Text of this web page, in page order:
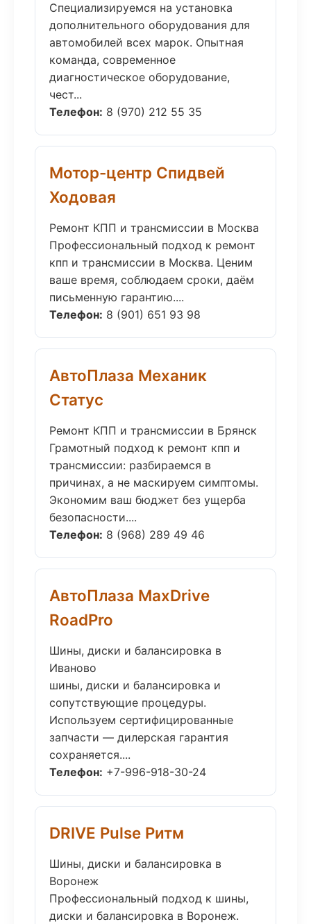
Специализируемся на установка
дополнительного оборудования для
автомобилей всех марок. Опытная
команда, современное
диагностическое оборудование,
чест...
Телефон: 8 (970) 212 55 35
Мотор-центр Спидвей
Ходовая
Ремонт КПП и трансмиссии в Москва
Профессиональный подход к ремонт
кпп и трансмиссии в Москва. Ценим
ваше время, соблюдаем сроки, даём
письменную гарантию....
Телефон: 8 (901) 651 93 98
АвтоПлаза Механик
Статус
Ремонт КПП и трансмиссии в Брянск
Грамотный подход к ремонт кпп и
трансмиссии: разбираемся в
причинах, а не маскируем симптомы.
Экономим ваш бюджет без ущерба
безопасности....
Телефон: 8 (968) 289 49 46
АвтоПлаза MaxDrive
RoadPro
Шины, диски и балансировка в
Иваново
шины, диски и балансировка и
сопутствующие процедуры.
Используем сертифицированные
запчасти — дилерская гарантия
сохраняется....
Телефон: +7-996-918-30-24
DRIVE Pulse Ритм
Шины, диски и балансировка в
Воронеж
Профессиональный подход к шины,
диски и балансировка в Воронеж.